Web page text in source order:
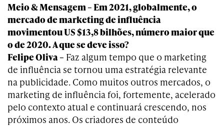
Meio & Mensagem – Em 2021, globalmente, o
mercado de marketing de influência
movimentou US $13,8 bilhões, número maior que
o de 2020. A que se deve isso?
Felipe Oliva – Faz algum tempo que o marketing
de influência se tornou uma estratégia relevante
na publicidade. Como muitos outros mercados, o
marketing de influência foi, fortemente, acelerado
pelo contexto atual e continuará crescendo, nos
próximos anos. Os criadores de conteúdo